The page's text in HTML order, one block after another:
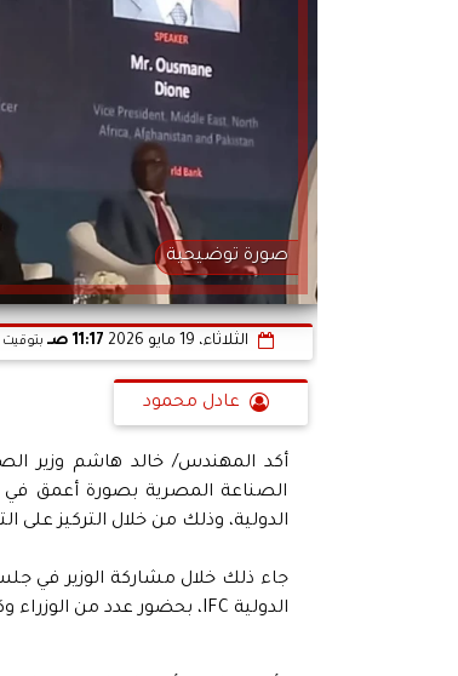
صورة توضيحية
الثلاثاء، 19 مايو 2026 11:17 صـ بتوقيت
عادل محمود
أكد المهندس/ خالد هاشم وزير
الصناعة المصرية بصورة أعمق في
الدولية، وذلك من خلال التركيز على
الدولية IFC، بحضور عدد من الوزراء وكبار المسؤولين وممثلي المؤسسات المالية الدولية والقطاع الخاص.